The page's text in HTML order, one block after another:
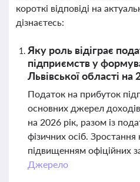
короткі відповіді на
дізнаєтесь:
Яку роль відіграє
підприємств у
Львівської області на
Податок на прибуток
основних джерел
на 2026 рік, разом із
фізичних осіб.
підвищенням офіційних
Джерело